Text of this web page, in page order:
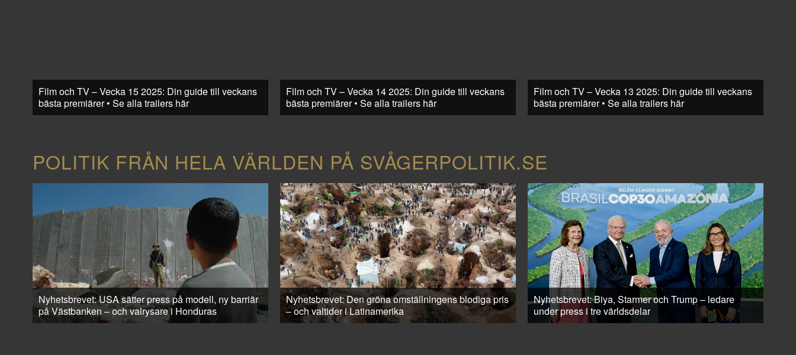
Film och TV – Vecka 15 2025: Din guide till veckans
bästa premiärer • Se alla trailers här
Film och TV – Vecka 14 2025: Din guide till veckans
bästa premiärer • Se alla trailers här
Film och TV – Vecka 13 2025: Din guide till veckans
bästa premiärer • Se alla trailers här
POLITIK FRÅN HELA VÄRLDEN PÅ SVÅGERPOLITIK.SE
Nyhetsbrevet: USA sätter press på modell, ny barriär
på Västbanken – och valrysare i Honduras
Nyhetsbrevet: Den gröna omställningens blodiga pris
– och valtider i Latinamerika
Nyhetsbrevet: Biya, Starmer och Trump – ledare
under press i tre världsdelar